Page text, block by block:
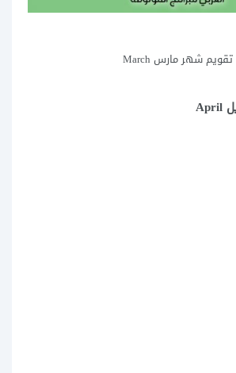
تقويم شهر مارس March